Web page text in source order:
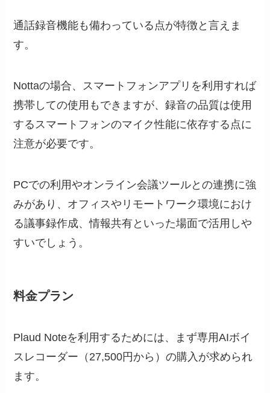
通話録音機能も備わっている点が特徴と言えま
す。
Nottaの場合、スマートフォンアプリを利用すれば
携帯しての使用もできますが、録音の品質は使用
するスマートフォンのマイク性能に依存する点に
注意が必要です。
PCでの利用やオンライン会議ツールとの連携に強
みがあり、オフィスやリモートワーク環境におけ
る議事録作成、情報共有といった場面で活用しや
すいでしょう。
料金プラン
Plaud Noteを利用するためには、まず専用AIボイ
スレコーダー（27,500円から）の購入が求められ
ます。